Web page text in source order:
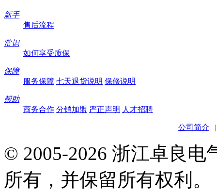
新手
售后流程
常识
如何享受质保
保障
服务保障 七天退货说明 保修说明
帮助
商务合作 分销加盟 严正声明 人才招聘
公司简介
© 2005-2026 浙江卓良
所有，并保留所有权利。